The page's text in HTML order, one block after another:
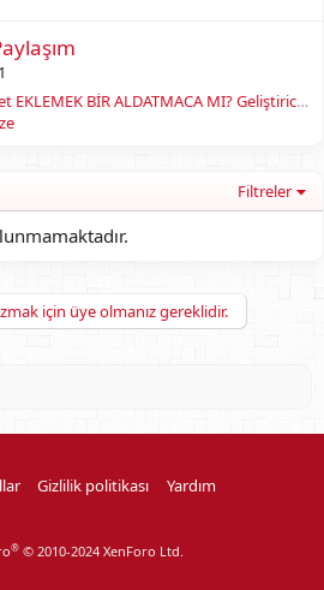
1
Oyununa Sesli Sohbet EKLEMEK BİR ALDATMACA MI? Geliştiricilerin Senden Gizlediği GERÇEK!
Filtreler
için üye olmanız gereklidir.
Gizlilik politikası
Yardım
® © 2010-2024 XenForo Ltd.